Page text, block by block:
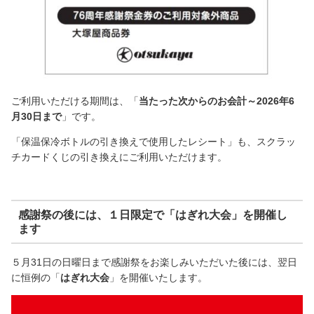
ご利用いただける期間は、「当たった次からのお会計～2026年6
月30日まで」です。
「保温保冷ボトルの引き換えで使用したレシート」も、スクラッ
チカードくじの引き換えにご利用いただけます。
感謝祭の後には、１日限定で「はぎれ大会」を開催し
ます
５月31日の日曜日まで感謝祭をお楽しみいただいた後には、翌日
に恒例の「はぎれ大会 」を開催いたします。